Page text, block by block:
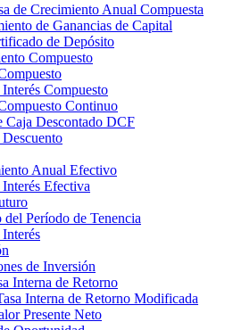
de Crecimiento Anual Compuesta
de Ganancias de Capital
de Depósito
Compuesto
Compuesto
Continuo
Caja Descontado DCF
Anual Efectivo
Efectiva
Período de Tenencia
de Inversión
Interna de Retorno
Interna de Retorno Modificada
Presente Neto